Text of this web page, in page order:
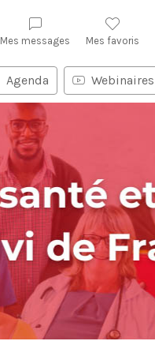
Mes messages Mes favoris
Agenda Webinaires